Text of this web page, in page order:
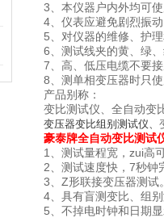
3、本仪器户内外均可
4、仪表应避免剧烈振
5、对仪器的维修、护
6、测试线夹的黄、绿
7、高、低压电缆不要
8、测单相变压器时只
产品别称：
变比测试仪、全自动变
变压器变比组别测试仪、
豪泰牌全自动变比测试
1、测试量程宽，zui高
2、测试速度快，7秒钟
3、Z形联接变压器测试
4、具有盲测变比、组
5、不掉电时钟和日期